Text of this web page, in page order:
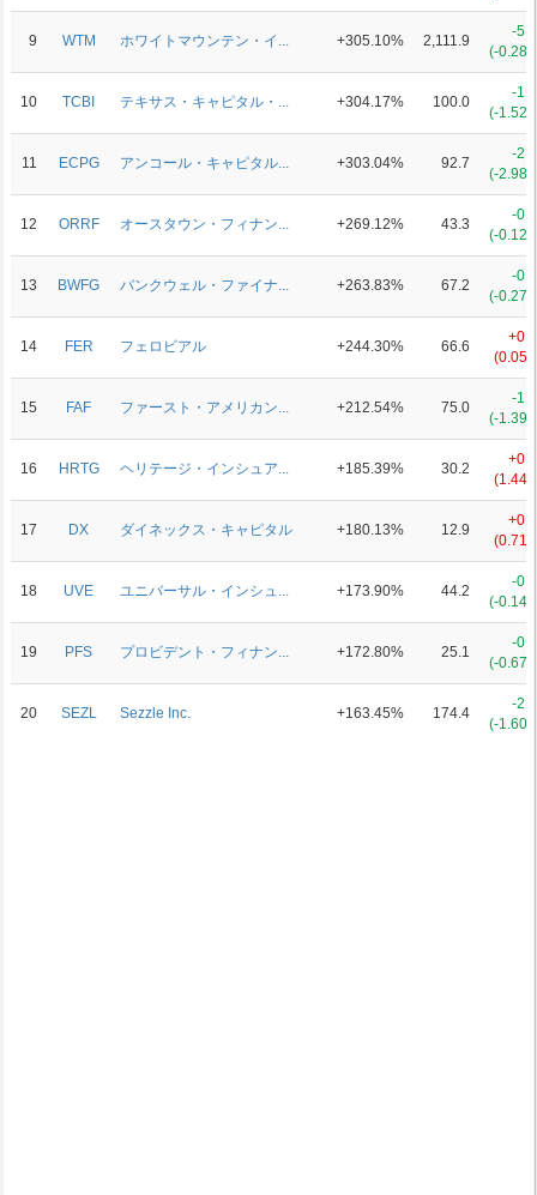
9 WTM ホワイトマウンテン・イ... +305.10% 2,111.9
-
(-
10 TCBI テキサス・キャピタル・... +304.17% 100.0
-
(-
11 ECPG アンコール・キャピタル... +303.04% 92.7
-
(-
12 ORRF オースタウン・フィナン... +269.12% 43.3
-
(-
13 BWFG バンクウェル・ファイナ... +263.83% 67.2
-
(-
14 FER フェロビアル +244.30% 66.6
15 FAF ファースト・アメリカン... +212.54% 75.0
-
(-
16 HRTG ヘリテージ・インシュア... +185.39% 30.2
17 DX ダイネックス・キャピタル +180.13% 12.9
18 UVE ユニバーサル・インシュ... +173.90% 44.2
-
(-
19 PFS プロビデント・フィナン... +172.80% 25.1
-
(-
20 SEZL Sezzle Inc. +163.45% 174.4
-
(-